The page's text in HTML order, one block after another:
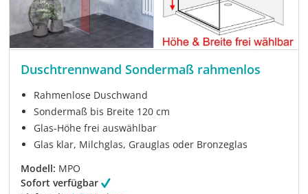
Duschtrennwand Sondermaß rahmenlos
Rahmenlose Duschwand
Sondermaß bis Breite 120 cm
Glas-Höhe frei auswählbar
Glas klar, Milchglas, Grauglas oder Bronzeglas
Modell: MPO
Sofort verfügbar